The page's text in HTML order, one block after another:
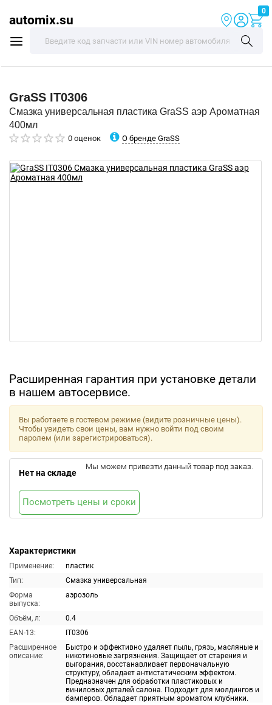
automix.su
0
GraSS IT0306
Смазка универсальная пластика GraSS аэр Ароматная
400мл
0 оценок О бренде GraSS
Расширенная гарантия при установке детали
в нашем автосервисе.
Характеристики
Применение:
пластик
Тип:
Смазка универсальная
Форма
выпуска:
аэрозоль
Объём, л:
0.4
EAN-13:
IT0306
Расширенное
описание:
Быстро и эффективно удаляет пыль, грязь, масляные и
никотиновые загрязнения. Защищает от старения и
выгорания, восстанавливает первоначальную
структуру, обладает антистатическим эффектом.
Предназначен для обработки пластиковых и
виниловых деталей салона. Подходит для молдингов и
бамперов. Обладает приятным ароматом клубники.
Вы работаете в гостевом режиме (видите розничные цены).
Чтобы увидеть свои цены, вам нужно войти под своим
паролем (или зарегистрироваться).
Нет на складе
Мы можем привезти данный товар под заказ.
Посмотреть цены и сроки